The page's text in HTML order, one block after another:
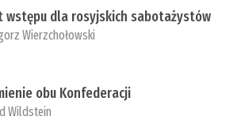
wstępu dla rosyjskich sabotażystów
Wierzchołowski
obu Konfederacji
Wildstein